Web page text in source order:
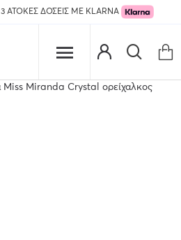
3 ΑΤΟΚΕΣ ΔΟΣΕΙΣ ΜΕ KLARNA